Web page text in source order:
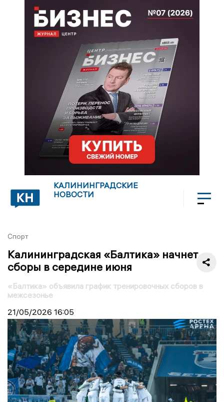
КАЛИНИНГРАДСКИЕ
НОВОСТИ
Спорт
Калининградская «Балтика» начнет
сборы в середине июня
«Балтика» объявила график тренировочных сборов в
межсезонье
21/05/2026 16:05